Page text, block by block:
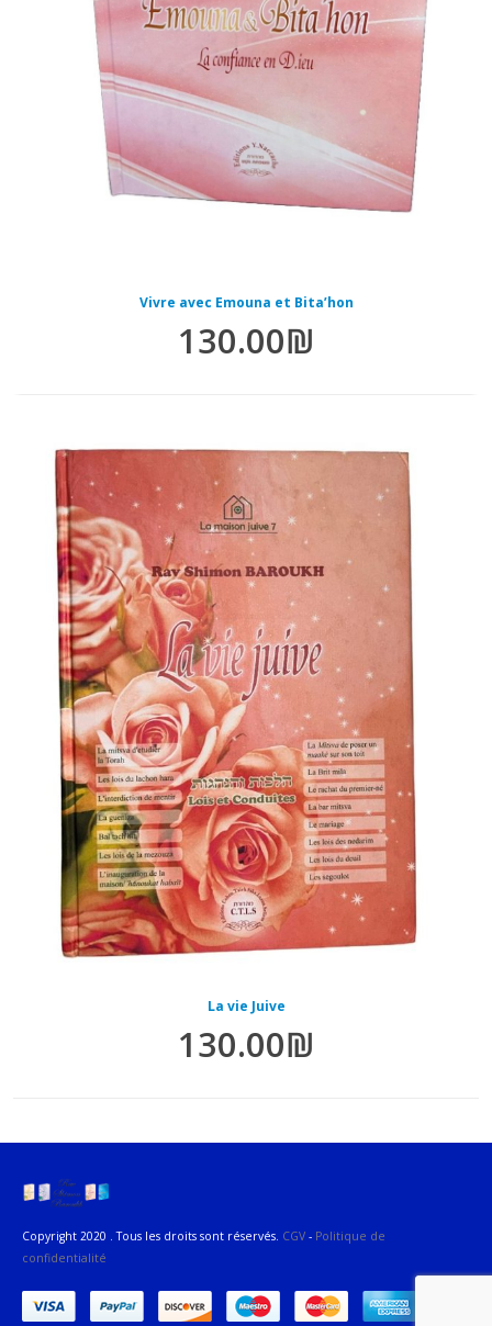
Vivre avec Emouna et Bita’hon
130.00₪
La vie Juive
130.00₪
Copyright 2020 . Tous les droits sont réservés. CGV - Politique de
confidentialité